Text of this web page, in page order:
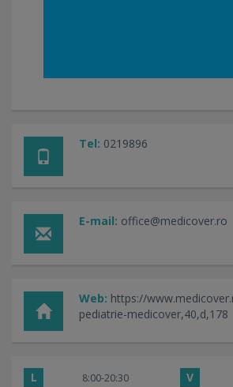
Tel: 0219896
E-mail: office@medicover.ro
Web: https://
pediatrie-medicover,40,d,178
L 8:00-20:30 V